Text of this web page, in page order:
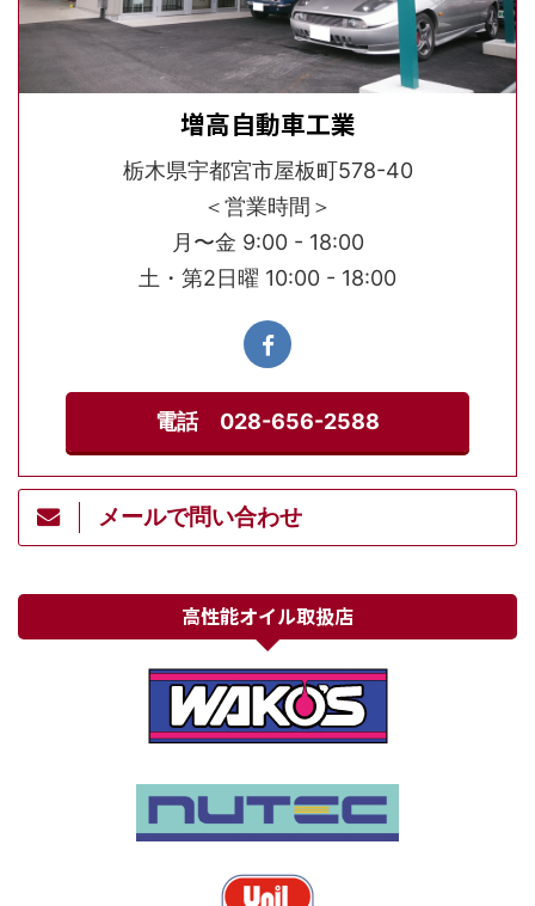
増高自動車工業
栃木県宇都宮市屋板町578-40
＜営業時間＞
月〜金 9:00 - 18:00
土・第2日曜 10:00 - 18:00
電話 028-656-2588
メールで問い合わせ
高性能オイル取扱店